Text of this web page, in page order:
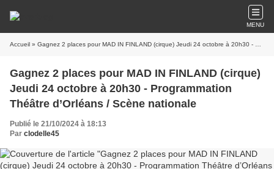
MENU
Accueil » Gagnez 2 places pour MAD IN FINLAND (cirque) Jeudi 24 octobre à 20h30 - Programmation Théâtre d’Orléans / Scène nationale
Gagnez 2 places pour MAD IN FINLAND (cirque)
Jeudi 24 octobre à 20h30 - Programmation
Théâtre d’Orléans / Scène nationale
Publié le 21/10/2024 à 18:13
Par clodelle45